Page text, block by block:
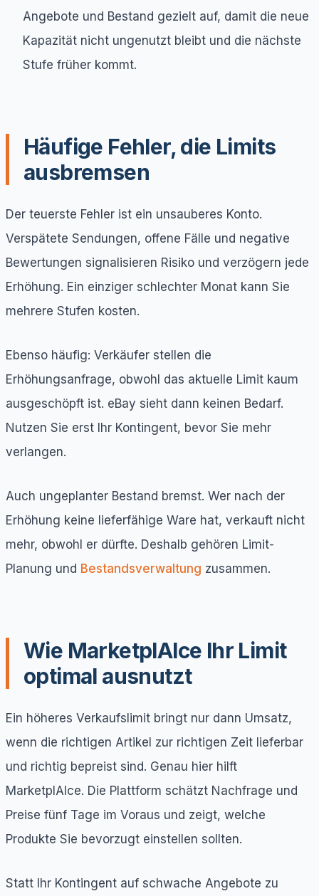
Angebote und Bestand gezielt auf, damit die neue
Kapazität nicht ungenutzt bleibt und die nächste
Stufe früher kommt.
Häufige Fehler, die Limits
ausbremsen
Der teuerste Fehler ist ein unsauberes Konto.
Verspätete Sendungen, offene Fälle und negative
Bewertungen signalisieren Risiko und verzögern jede
Erhöhung. Ein einziger schlechter Monat kann Sie
mehrere Stufen kosten.
Ebenso häufig: Verkäufer stellen die
Erhöhungsanfrage, obwohl das aktuelle Limit kaum
ausgeschöpft ist. eBay sieht dann keinen Bedarf.
Nutzen Sie erst Ihr Kontingent, bevor Sie mehr
verlangen.
Auch ungeplanter Bestand bremst. Wer nach der
Erhöhung keine lieferfähige Ware hat, verkauft nicht
mehr, obwohl er dürfte. Deshalb gehören Limit-
Planung und Bestandsverwaltung zusammen.
Wie MarketplAIce Ihr Limit
optimal ausnutzt
Ein höheres Verkaufslimit bringt nur dann Umsatz,
wenn die richtigen Artikel zur richtigen Zeit lieferbar
und richtig bepreist sind. Genau hier hilft
MarketplAIce. Die Plattform schätzt Nachfrage und
Preise fünf Tage im Voraus und zeigt, welche
Produkte Sie bevorzugt einstellen sollten.
Statt Ihr Kontingent auf schwache Angebote zu